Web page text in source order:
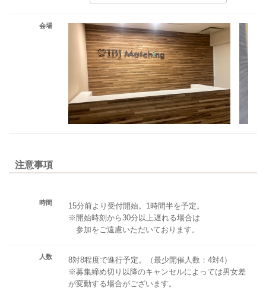
会場
注意事項
時間
15分前より受付開始。1時間半を予定。
※開始時刻から30分以上遅れる場合は
参加をご遠慮いただいております。
人数
8対8程度で進行予定。（最少開催人数：4対4）
※募集締め切り以降のキャンセルによっては男女差
が変動する場合がございます。